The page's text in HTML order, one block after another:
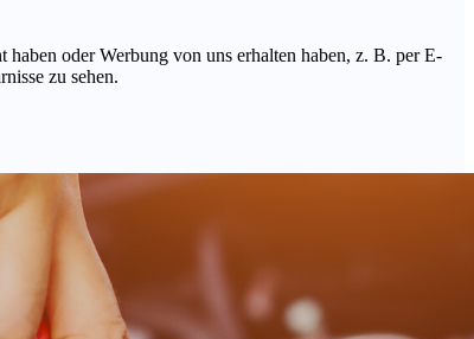
haben oder Werbung von uns erhalten haben, z. B. per E-
zu sehen.